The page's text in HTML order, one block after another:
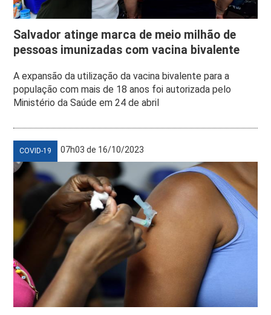
Salvador atinge marca de meio milhão de
pessoas imunizadas com vacina bivalente
A expansão da utilização da vacina bivalente para a
população com mais de 18 anos foi autorizada pelo
Ministério da Saúde em 24 de abril
COVID-19 07h03 de 16/10/2023